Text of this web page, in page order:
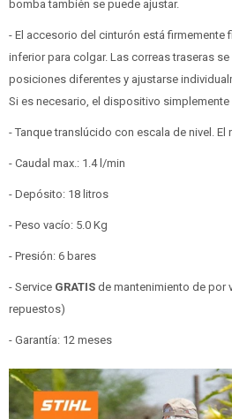
bomba también se puede ajustar.
- El accesorio del cinturón está firmemente
inferior para colgar. Las correas traseras
posiciones diferentes y ajustarse
Si es necesario, el dispositivo
- Tanque translúcido con escala de nivel.
- Caudal max.: 1.4 l/min
- Depósito: 18 litros
- Peso vacío: 5.0 Kg
- Presión: 6 bares
- Service GRATIS de mantenimiento de por
repuestos)
- Garantía: 12 meses